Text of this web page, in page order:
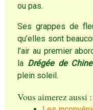
ou pas.
Ses grappes de
qu’elles sont
l’air au premier
la Drégée de Chine
plein soleil.
Vous aimerez aussi :